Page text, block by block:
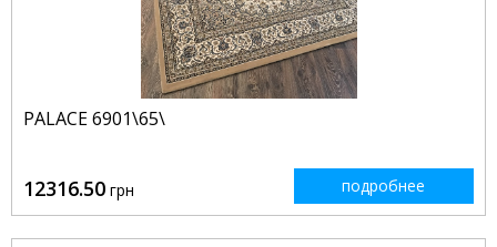
PALACE 6901\65\
12316.50 грн подробнее